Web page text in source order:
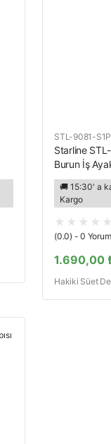
STL-9081-S1P
Starline
Burun İş
🚚 15:30' a
Kargo
(0.0) - 0 Yorum
1.690,00
Hakiki Süet